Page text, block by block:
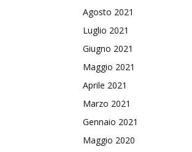
Agosto 2021
Luglio 2021
Giugno 2021
Maggio 2021
Aprile 2021
Marzo 2021
Gennaio 2021
Maggio 2020